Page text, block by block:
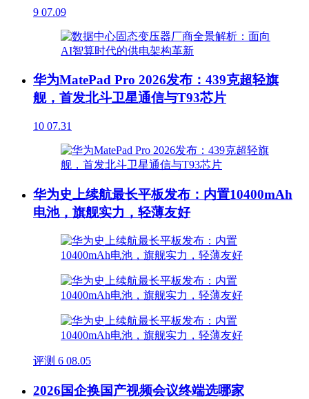
9 07.09
华为MatePad Pro 2026发布：439克超轻旗
舰，首发北斗卫星通信与T93芯片
10 07.31
华为史上续航最长平板发布：内置10400mAh
电池，旗舰实力，轻薄友好
评测 6 08.05
2026国企换国产视频会议终端选哪家